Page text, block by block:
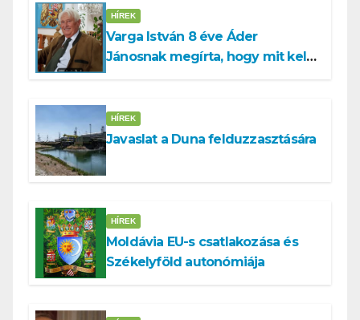
HÍREK
Varga István 8 éve Áder
Jánosnak megírta, hogy mit kell
HÍREK
Javaslat a Duna felduzzasztására
HÍREK
Moldávia EU-s csatlakozása és
Székelyföld autonómiája